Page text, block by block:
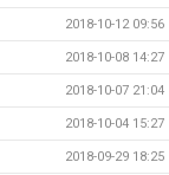
2018-10-12 09:56
2018-10-08 14:27
2018-10-07 21:04
2018-10-04 15:27
2018-09-29 18:25